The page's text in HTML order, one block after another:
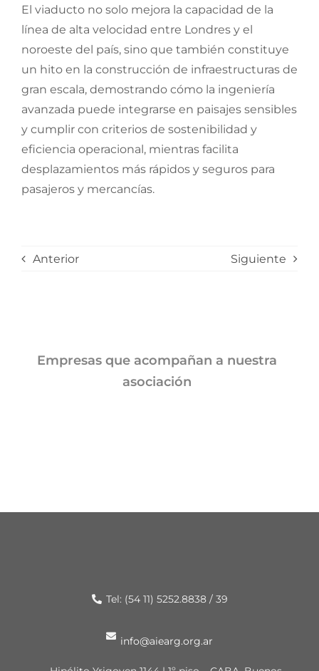
El viaducto no solo mejora la capacidad de la
línea de alta velocidad entre Londres y el
noroeste del país, sino que también constituye
un hito en la construcción de infraestructuras de
gran escala, demostrando cómo la ingeniería
avanzada puede integrarse en paisajes sensibles
y cumplir con criterios de sostenibilidad y
eficiencia operacional, mientras facilita
desplazamientos más rápidos y seguros para
pasajeros y mercancías.
Anterior Siguiente
Empresas que acompañan a nuestra
asociación
Tel: (54 11) 5252.8838 / 39
info@aiearg.org.ar